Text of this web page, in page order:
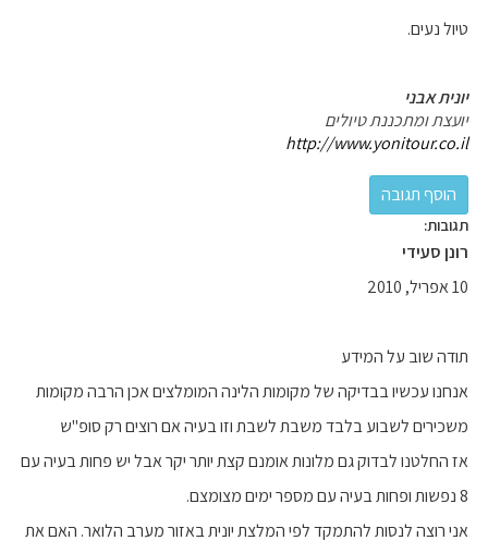
טיול נעים.
יונית אבני
יועצת ומתכננת טיולים
http://www.yonitour.co.il
תגובות:
רונן סעידי
10 אפריל, 2010
תודה שוב על המידע
אנחנו עכשיו בבדיקה של מקומות הלינה המומלצים אכן הרבה מקומות
משכירים לשבוע בלבד משבת לשבת וזו בעיה אם רוצים רק סופ"ש
אז החלטנו לבדוק גם מלונות אומנם קצת יותר יקר אבל יש פחות בעיה עם
8 נפשות ופחות בעיה עם מספר ימים מצומצם.
אני רוצה לנסות להתמקד לפי המלצת יונית באזור מערב הלואר. האם את